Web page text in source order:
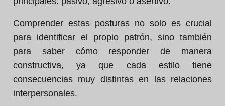
Comprender estas posturas no solo es crucial
para identificar el propio patrón, sino también
para saber cómo responder de manera
constructiva, ya que cada estilo tiene
consecuencias muy distintas en las relaciones
interpersonales.